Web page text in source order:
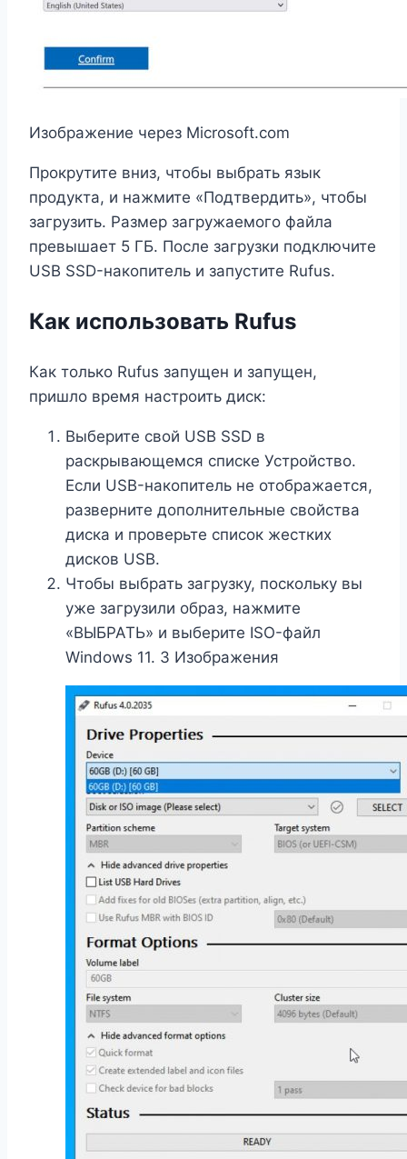
Изображение через Microsoft.com
Прокрутите вниз, чтобы выбрать язык
продукта, и нажмите «Подтвердить», чтобы
загрузить. Размер загружаемого файла
превышает 5 ГБ. После загрузки подключите
USB SSD-накопитель и запустите Rufus.
Как использовать Rufus
Как только Rufus запущен и запущен,
пришло время настроить диск:
Выберите свой USB SSD в
раскрывающемся списке Устройство.
Если USB-накопитель не отображается,
разверните дополнительные свойства
диска и проверьте список жестких
дисков USB.
Чтобы выбрать загрузку, поскольку вы
уже загрузили образ, нажмите
«ВЫБРАТЬ» и выберите ISO-файл
Windows 11. 3 Изображения